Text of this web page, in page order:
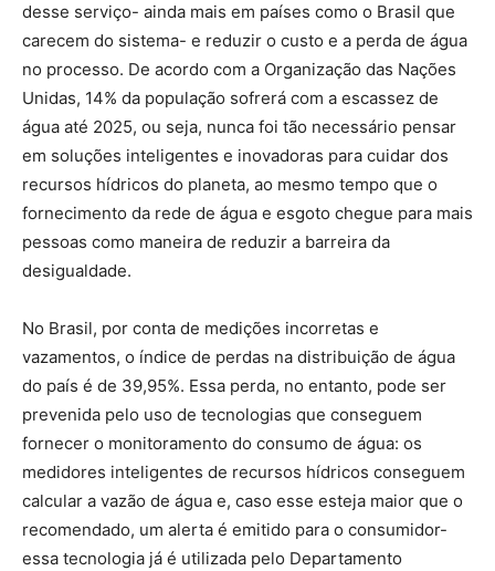
desse serviço- ainda mais em países como o Brasil que
carecem do sistema- e reduzir o custo e a perda de água
no processo. De acordo com a Organização das Nações
Unidas, 14% da população sofrerá com a escassez de
água até 2025, ou seja, nunca foi tão necessário pensar
em soluções inteligentes e inovadoras para cuidar dos
recursos hídricos do planeta, ao mesmo tempo que o
fornecimento da rede de água e esgoto chegue para mais
pessoas como maneira de reduzir a barreira da
desigualdade.
No Brasil, por conta de medições incorretas e
vazamentos, o índice de perdas na distribuição de água
do país é de 39,95%. Essa perda, no entanto, pode ser
prevenida pelo uso de tecnologias que conseguem
fornecer o monitoramento do consumo de água: os
medidores inteligentes de recursos hídricos conseguem
calcular a vazão de água e, caso esse esteja maior que o
recomendado, um alerta é emitido para o consumidor-
essa tecnologia já é utilizada pelo Departamento